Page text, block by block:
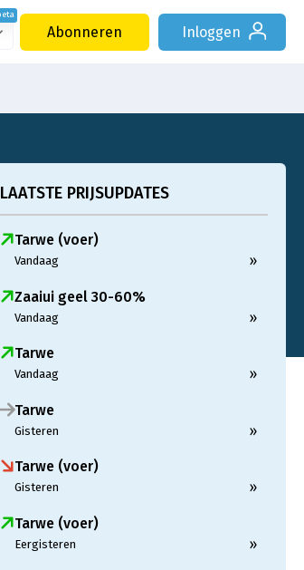
Abonneren Inloggen
LAATSTE PRIJSUPDATES
Tarwe (voer)
Vandaag »
Zaaiui geel 30-60%
Vandaag »
Tarwe
Vandaag »
Tarwe
Gisteren »
Tarwe (voer)
Gisteren »
Tarwe (voer)
Eergisteren »